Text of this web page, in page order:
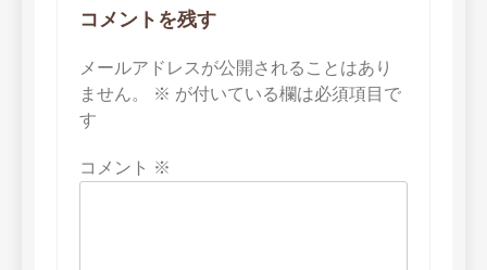
ョ
ン
コメントを残す
メールアドレスが公開されることはあり
ません。
※ が付いている欄は必須項目で
す
コメント ※